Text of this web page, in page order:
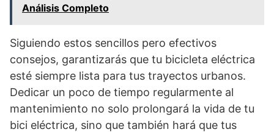
Análisis Completo
Siguiendo estos sencillos pero efectivos
consejos, garantizarás que tu bicicleta eléctrica
esté siempre lista para tus trayectos urbanos.
Dedicar un poco de tiempo regularmente al
mantenimiento no solo prolongará la vida de tu
bici eléctrica, sino que también hará que tus